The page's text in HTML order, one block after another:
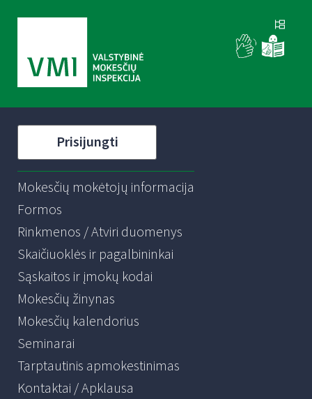
Prisijungti
Mokesčių mokėtojų informacija
Formos
Rinkmenos / Atviri duomenys
Skaičiuoklės ir pagalbininkai
Sąskaitos ir įmokų kodai
Mokesčių žinynas
Mokesčių kalendorius
Seminarai
Tarptautinis apmokestinimas
Kontaktai / Apklausa